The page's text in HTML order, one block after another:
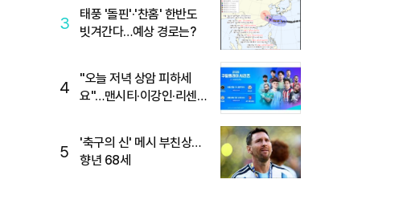
3
태풍 '돌핀'·'찬홈' 한반도
빗겨간다…예상 경로는?
4
"오늘 저녁 상암 피하세
요"…맨시티·이강인·리센느
5
'축구의 신' 메시 부친상…
향년 68세